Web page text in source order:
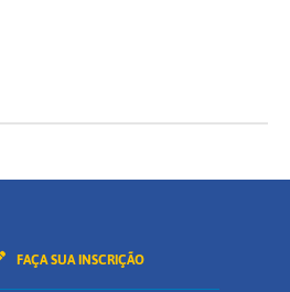
FAÇA SUA INSCRIÇÃO